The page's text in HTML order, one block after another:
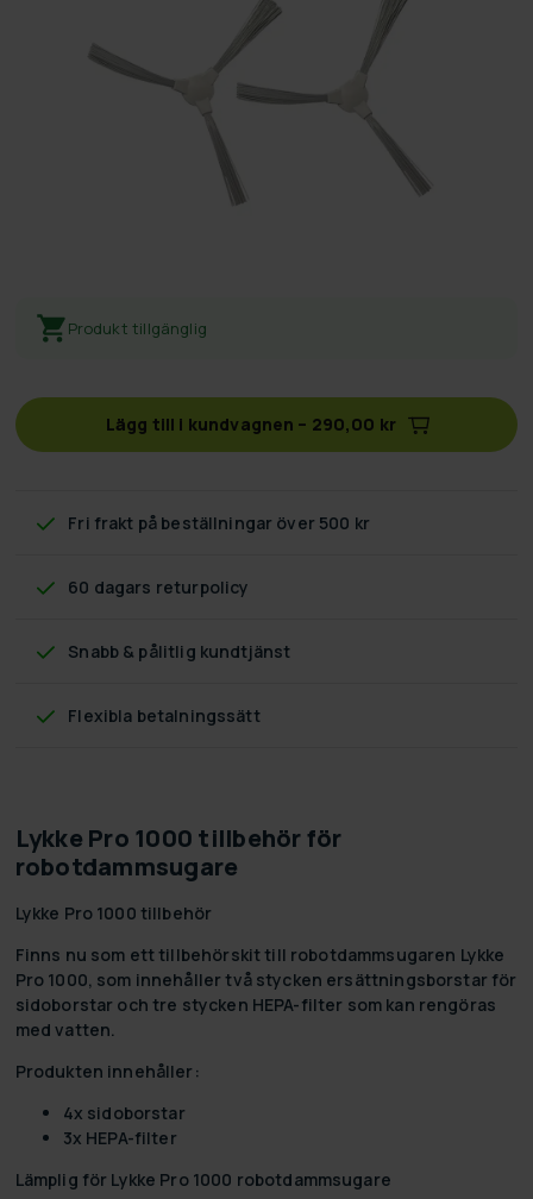
Produkt tillgänglig
Lägg till i kundvagnen – 290,00 kr
Fri frakt på beställningar över 500 kr
60 dagars returpolicy
Snabb & pålitlig kundtjänst
Flexibla betalningssätt
Lykke Pro 1000 tillbehör för
robotdammsugare
Lykke Pro 1000 tillbehör
Finns nu som ett tillbehörskit till robotdammsugaren Lykke
Pro 1000, som innehåller två stycken ersättningsborstar för
sidoborstar och tre stycken HEPA-filter som kan rengöras
med vatten.
Produkten innehåller:
4x sidoborstar
3x HEPA-filter
Lämplig för Lykke Pro 1000 robotdammsugare